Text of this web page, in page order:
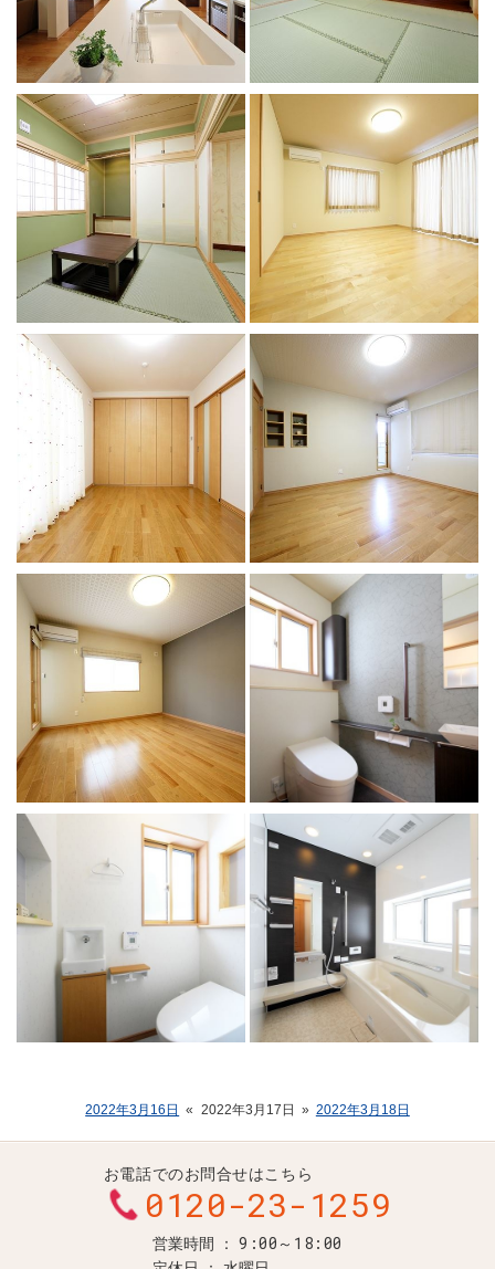
2022年3月16日 « 2022年3月17日 » 2022年3月18日
お電話でのお問合せはこちら
0120-23-1259
営業時間 9:00～18:00